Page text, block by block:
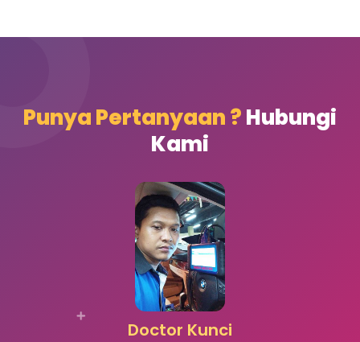
Punya Pertanyaan ?Hubungi
Kami
Doctor Kunci